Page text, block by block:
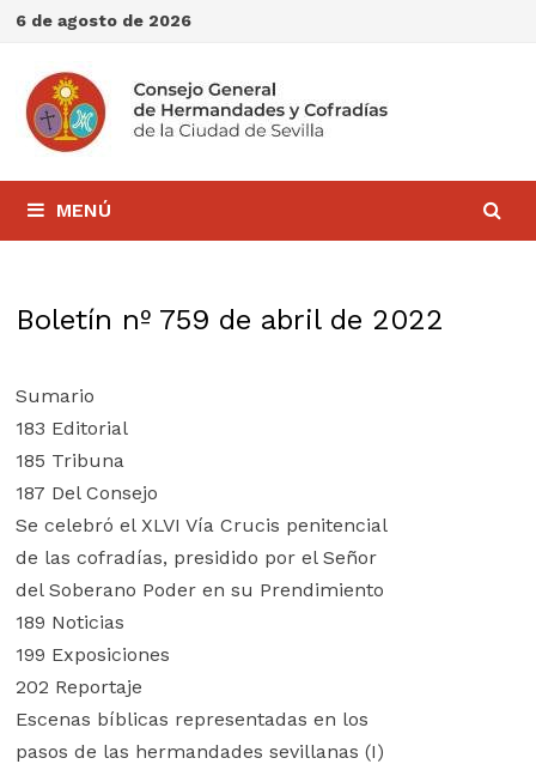
Saltar
contenido
6 de agosto de 2026
MENÚ
Boletín nº 759 de abril de 2022
Sumario
183 Editorial
185 Tribuna
187 Del Consejo
Se celebró el XLVI Vía Crucis penitencial
de las cofradías, presidido por el Señor
del Soberano Poder en su Prendimiento
189 Noticias
199 Exposiciones
202 Reportaje
Escenas bíblicas representadas en los
pasos de las hermandades sevillanas (I)